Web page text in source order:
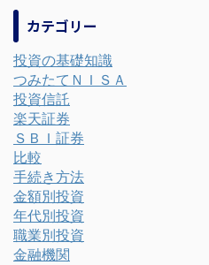
カテゴリー
投資の基礎知識
つみたてＮＩＳＡ
投資信託
楽天証券
ＳＢＩ証券
比較
手続き方法
金額別投資
年代別投資
職業別投資
金融機関